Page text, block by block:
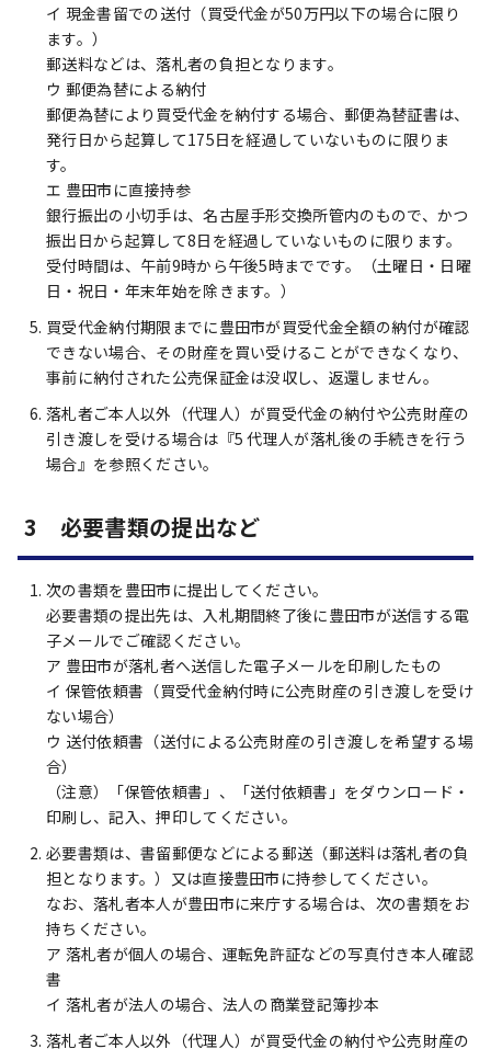
イ 現金書留での送付（買受代金が50万円以下の場合に限り
ます。）
郵送料などは、落札者の負担となります。
ウ 郵便為替による納付
郵便為替により買受代金を納付する場合、郵便為替証書は、
発行日から起算して175日を経過していないものに限りま
す。
エ 豊田市に直接持参
銀行振出の小切手は、名古屋手形交換所管内のもので、かつ
振出日から起算して8日を経過していないものに限ります。
受付時間は、午前9時から午後5時までです。（土曜日・日曜
日・祝日・年末年始を除きます。）
買受代金納付期限までに豊田市が買受代金全額の納付が確認
できない場合、その財産を買い受けることができなくなり、
事前に納付された公売保証金は没収し、返還しません。
落札者ご本人以外（代理人）が買受代金の納付や公売財産の
引き渡しを受ける場合は『5 代理人が落札後の手続きを行う
場合』を参照ください。
3 必要書類の提出など
次の書類を豊田市に提出してください。
必要書類の提出先は、入札期間終了後に豊田市が送信する電
子メールでご確認ください。
ア 豊田市が落札者へ送信した電子メールを印刷したもの
イ 保管依頼書（買受代金納付時に公売財産の引き渡しを受け
ない場合）
ウ 送付依頼書（送付による公売財産の引き渡しを希望する場
合）
（注意）「保管依頼書」、「送付依頼書」をダウンロード・
印刷し、記入、押印してください。
必要書類は、書留郵便などによる郵送（郵送料は落札者の負
担となります。）又は直接豊田市に持参してください。
なお、落札者本人が豊田市に来庁する場合は、次の書類をお
持ちください。
ア 落札者が個人の場合、運転免許証などの写真付き本人確認
書
イ 落札者が法人の場合、法人の商業登記簿抄本
落札者ご本人以外（代理人）が買受代金の納付や公売財産の